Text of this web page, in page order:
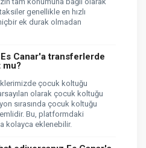
genellikle en hızlı
ek durak olmadan
Canar'a transferlerde
çocuk koltuğu
olarak çocuk koltuğu
sırasında çocuk koltuğu
Bu, platformdaki
kolayca eklenebilir.